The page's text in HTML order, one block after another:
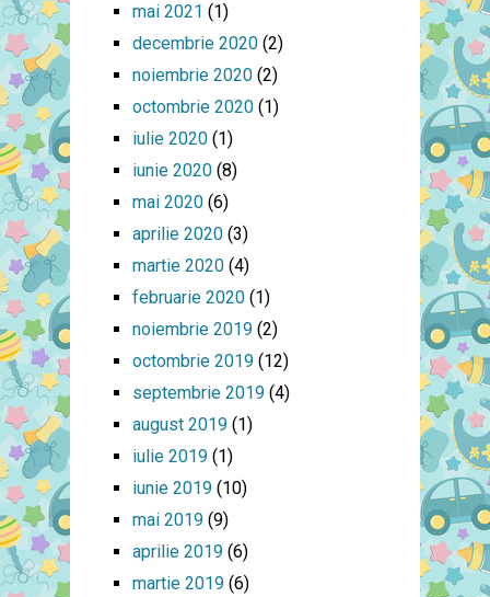
mai 2021 (1)
decembrie 2020(2)
noiembrie 2020(2)
octombrie 2020(1)
iulie 2020(1)
iunie 2020(8)
mai 2020(6)
aprilie 2020(3)
martie 2020(4)
februarie 2020(1)
noiembrie 2019(2)
octombrie 2019(12)
septembrie 2019(4)
august 2019(1)
iulie 2019(1)
iunie 2019(10)
mai 2019(9)
aprilie 2019(6)
martie 2019(6)